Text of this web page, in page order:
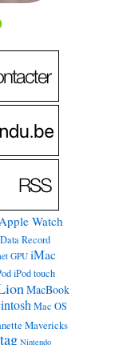
Watch
Data Record
GPU iMac
iPod touch
MacBook
Mac OS
Mavericks
Nintendo